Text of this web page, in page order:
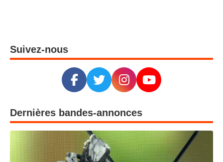
Suivez-nous
Dernières bandes-annonces